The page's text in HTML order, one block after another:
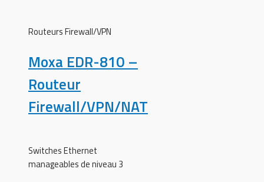
Routeurs Firewall/VPN
Moxa EDR-810 –
Routeur
Firewall/VPN/NAT
Switches Ethernet
manageables de niveau 3